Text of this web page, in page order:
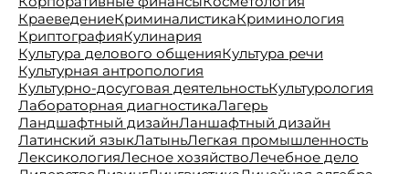
КраеведениеКриминалистикаКриминология
КриптографияКулинария
Культура делового общенияКультура речи
Культурная антропология
Культурно-досуговая деятельностьКультурология
Лабораторная диагностикаЛагерь
Ландшафтный дизайнЛаншафтный дизайн
Латинский языкЛатыньЛегкая промышленность
ЛексикологияЛесное хозяйствоЛечебное дело